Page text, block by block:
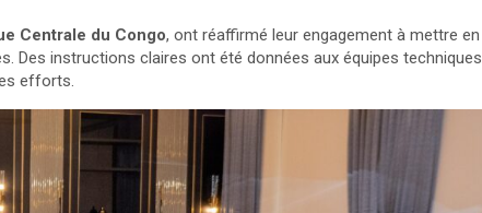
Centrale du Congo, ont réaffirmé leur engagement à mettre en
Des instructions claires ont été données aux équipes techniques
efforts.